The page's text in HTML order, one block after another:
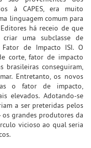
à CAPES, era muito
linguagem comum para
há receio de que
uma subclasse de
Fator de Impacto ISI. O
corte, fator de impacto
brasileiras conseguiram,
Entretanto, os novos
o fator de impacto,
elevados. Adotando-se
a ser preteridas pelos
grandes produtores da
vicioso ao qual seria